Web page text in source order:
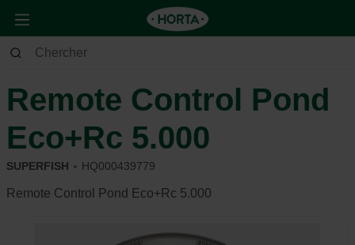
Jardin Étang
Remote Control Pond
Eco+Rc 5.000
SUPERFISH HQ000439779
Remote Control Pond Eco+Rc 5.000